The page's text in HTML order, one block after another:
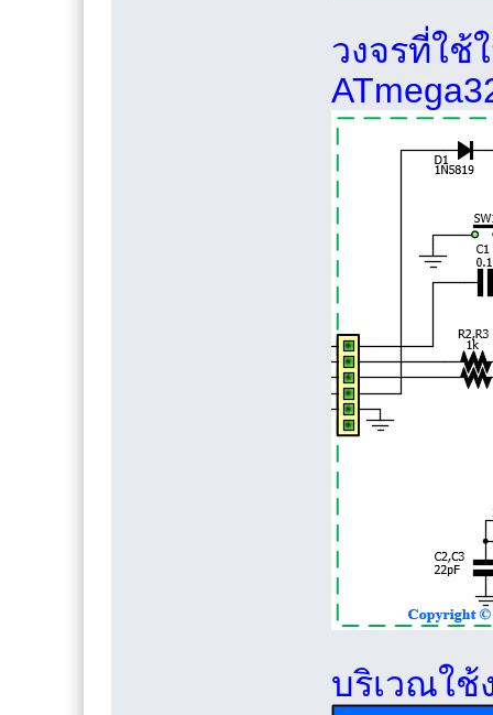
วงจรที่ใช้
บริเวณใช้